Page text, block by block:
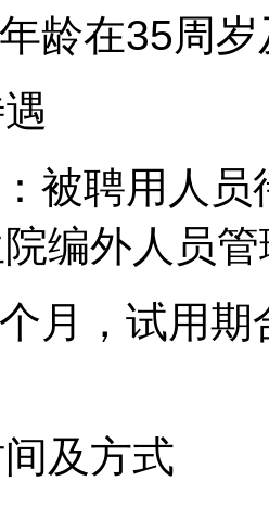
龄在35周
被聘用人
编外人员
月，试用
及方式